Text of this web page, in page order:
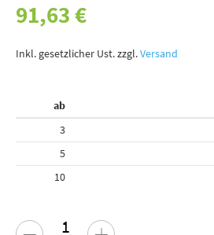
91,63 €
Inkl. gesetzlicher Ust. zzgl.Versand
ab
3
5
10